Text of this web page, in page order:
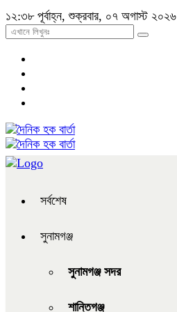
১২:৩৮ পূর্বাহ্ন, শুক্রবার, ০৭ অগাস্ট ২০২৬
সর্বশেষ
সুনামগঞ্জ
সুনামগঞ্জ সদর
শান্তিগঞ্জ